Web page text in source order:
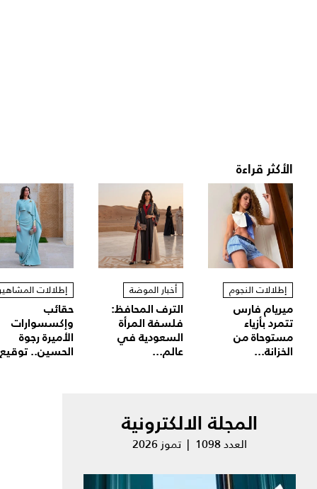
الأكثر قراءة
إطلالات النجوم
ميريام فارس
تتمرد بأزياء
مستوحاة من
الخزانة...
أخبار الموضة
الترف المحافظ:
فلسفة المرأة
السعودية في
عالم...
إطلالات
حقائب
وإكسسوارات
الأميرة رجوة
الحسين..
المجلة الالكترونية
العدد 1098 | تموز 2026